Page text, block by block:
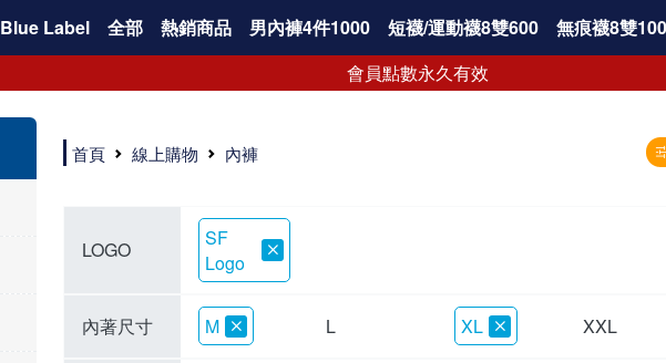
Blue Label 全部 熱銷商品 男內褲4件1000 短襪/運動襪8雙600 無痕襪8雙
會員點數永久有效
選擇內褲、平口褲、純棉內褲首重品質。舒適、透氣的內褲、平口褲、純棉內褲能影響健康，須謹慎挑選。三花內褲透氣不悶，值得信賴！
三花內褲、平口褲、純棉內褲50年來持續升級，符合人體工學設計，柔軟無勒痕的鬆緊帶。三花內褲是肌膚好友，口碑熱銷！
選擇內褲首重品質。三花內褲50年來不斷升級，證明其卓越品質。符合人體工學剪裁，柔軟無痕鬆緊帶，是必買首選。兼具品質與外型，與肌膚零感接觸，穿著舒適，看來有質感。三花內褲設計獨特，質料優良，專業剪裁，呵護肌膚。新鮮高品質棉材製成，多款選擇，耐洗耐穿，三花內褲絕對首選。
"內褲購買及使用經驗網友來信分享 近年來，我經常在大型連鎖賣場如佳瑪、美華泰等地看到三花內褲的展示。最近一兩年，甚至百貨公司及街頭店鋪都開始大量出現三花專櫃或專賣店。我猜測，這應該是三花在營運策略上的調整，才使得這些改變成為現實。 本來，三花內褲一直是消費者選購內褲時的熱門選項之一。內褲櫃點的增多使我更加注意到這個品牌，因此我在選購內褲時，特意多研究了一下三花內褲的設計。 先從內褲外層包裝談起，有些內褲有PP袋包裝，有些則沒有。雖然這是一件小事，但我發現朋友們中有人會介意內褲包裝沒有PP袋。他們認為沒有PP袋會使包裝不夠精美。對我來說，有PP袋確實能提升包裝的精緻度，但內褲不裝PP袋其實也算是環保。所以，這就看每個人對內褲包裝的需求和感受了。 每次購買內褲時，我都會特別帶一件五片式剪裁的內褲。三花的平口內褲被稱為全國第一件五片式剪裁內褲，這話應該不是隨便說說的，畢竟三花是一個擁有超過50年歷史的老品牌，專注於研發和改良內褲。當初，我覺得這種設計有些花俏，只是圖個新鮮買來試試，結果發現內褲多一片真的有其優勢，尤其是減少了內褲卡屁的次數。雖然這個狀況不可能完全消失，但大大增加了穿著的舒適度。 三花內褲的價格也在我能接受的範圍內，因此它逐漸成為我的心頭好。此外，內褲選購時的另一個重要因素是鬆緊帶。看內褲是否舊了，第一眼通常看鬆緊帶。故意或不小心露出內褲褲頭的時候，印象分數也是由鬆緊帶決定的。 很多內褲品牌強調鬆緊帶的造型及花樣，這類內褲非常適合一些特殊場合，如單身聯誼或約會時穿著，能夠加分不少。日常使用的內褲則建議選擇鬆緊帶不易鬆垮的，花樣其次。三花特別強調內褲鬆緊帶的耐洗度，而其他品牌鮮少提及這一點。 分場合選擇內褲是我的習慣。特殊場合內褲要講究一點，但平日則需要選擇鬆緊帶有保障的內褲。畢竟，內褲是每天陪伴我們超過12個小時的衣物，找到適合自己且耐洗耐穿高CP值的內褲才是最明智的選擇。 內褲畢竟是消耗品，定期更換非常重要。如果內褲沾染到髒污或處於潮濕的環境，就不應該撐太久。這是因為內褲長期接觸身體的重要部位，所以選擇和保養都要謹慎。 以上是我個人的內褲使用分享，並非業配，不代表任何人的立場。內褲還是要以自身體驗最為準確。希望大家都能找到適合自己的內褲，並多多支持台灣品牌。"
首頁 線上購物 內褲
LOGO
SF
Logo
內著尺寸 M L XL XXL